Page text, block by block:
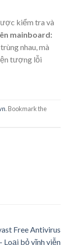
kiểm tra và
mainboard:
nhau, mà
tượng lỗi
. Bookmark the
Free Antivirus
Loại bỏ vĩnh viễn